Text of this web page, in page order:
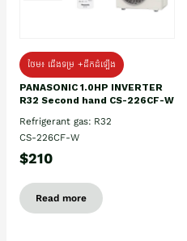
ថែម៖ ជើងទម្រ +ដឹកដំឡើង
PANASONIC 1.0HP INVERTER
R32 Second hand CS-226CF-W
Refrigerant gas: R32
CS-226CF-W
$210
Read more